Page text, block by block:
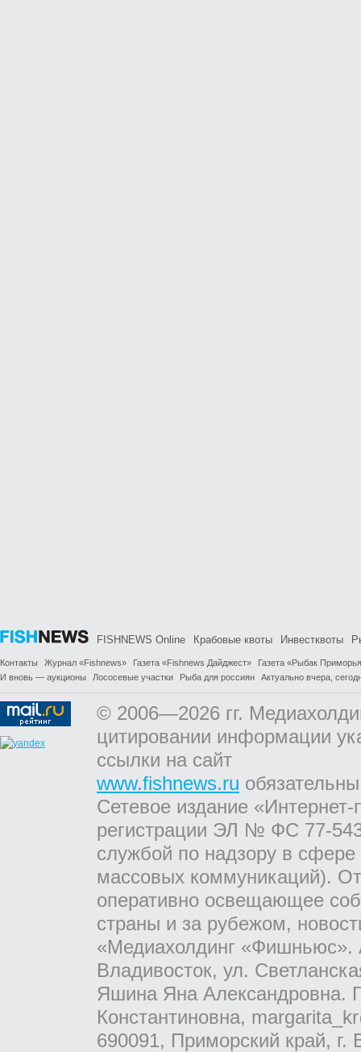
FISHNEWS Online Крабовые квоты Инвестквоты
Контакты Журнал «Fishnews» Газета «Fishnews Дайджест»
Газета «Рыбак
И вновь — аукционы
Лососевые участки Рыба для россиян Актуально вчера,
© 2006—2026 гг.
цитировании информации
ссылки на сайт
www.fishnews.ru
Сетевое издание
регистрации ЭЛ № ФС 77-
службой по надзору в
массовых коммуникаций).
оперативно освещающее
страны и за рубежом,
«Медиахолдинг «Фишньюс».
Владивосток, ул.
Яшина Яна Александровна.
Константиновна,
690091, Приморский край,